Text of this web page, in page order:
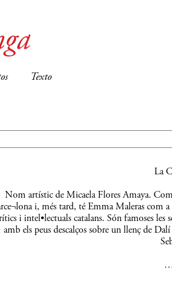
Texto
La
Nom artístic de Micaela Flores Amaya.
i, més tard, té Emma Maleras com
i intel•lectuals catalans. Són famoses
amb els peus descalços sobre un llenç de